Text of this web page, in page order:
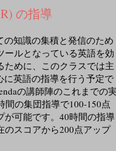
の指導
の知識の集積と発信のため
ールとなっている英語を効
ために、このクラスでは主
に英語の指導を行う予定で
の講師陣のこれまでの実
間の集団指導で100-150点
が可能です。40時間の指導
のスコアから200点アップ